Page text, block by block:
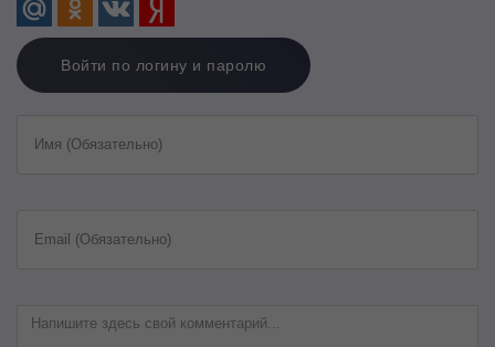
Войти по логину и паролю
Имя (Обязательно)
Email (Обязательно)